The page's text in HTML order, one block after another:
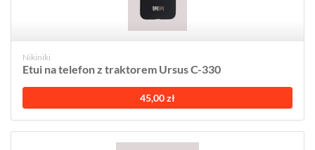
Nikiniki
Etui na telefon z traktorem Ursus C-330
45,00 zł